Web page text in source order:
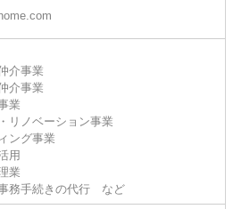
介事業
介事業
業
リノベーション事業
ング事業
用
業
務手続きの代行 など